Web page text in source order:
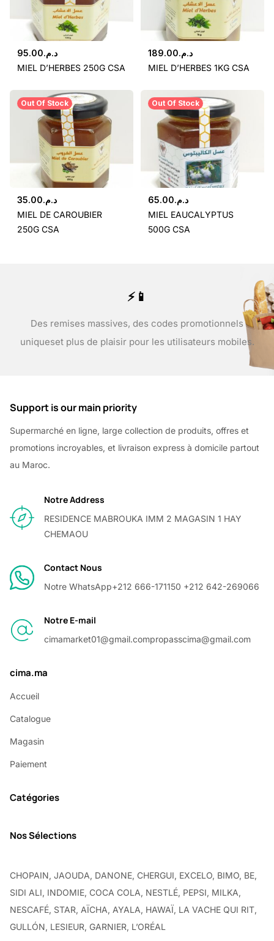
د.م.95.00
MIEL D’HERBES 250G CSA
د.م.189.00
MIEL D’HERBES 1KG CSA
Out Of Stock
د.م.35.00
MIEL DE CAROUBIER
250G CSA
Out Of Stock
د.م.65.00
MIEL EAUCALYPTUS
500G CSA
⚡📱
Des remises massives, des codes promotionnels
uniqueset plus de plaisir pour les utilisateurs mobiles.
Support is our main priority
Supermarché en ligne, large collection de produits, offres et
promotions incroyables, et livraison express à domicile partout
au Maroc.
Notre Address
RESIDENCE MABROUKA IMM 2 MAGASIN 1 HAY
CHEMAOU
Contact Nous
Notre WhatsApp+212 666-171150 +212 642-269066
Notre E-mail
cimamarket01@gmail.compropasscima@gmail.com
cima.ma
Accueil
Catalogue
Magasin
Paiement
Catégories
Nos Sélections
CHOPAIN, JAOUDA, DANONE, CHERGUI, EXCELO, BIMO, BE,
SIDI ALI, INDOMIE, COCA COLA, NESTLÉ, PEPSI, MILKA,
NESCAFÉ, STAR, AÏCHA, AYALA, HAWAÏ, LA VACHE QUI RIT,
GULLÓN, LESIEUR, GARNIER, L’ORÉAL